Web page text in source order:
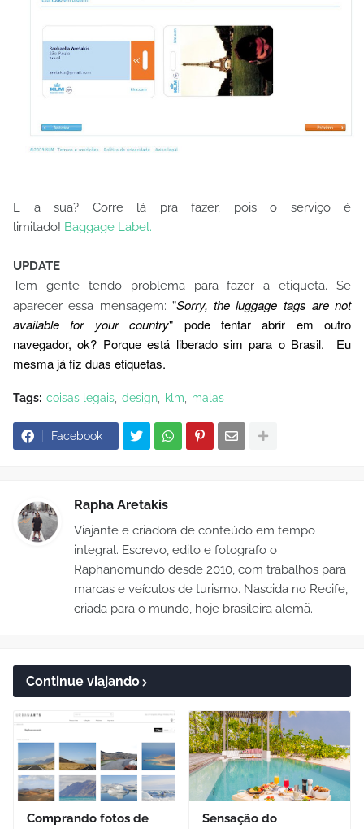
E a sua? Corre lá pra fazer, pois o serviço é
limitado! Baggage Label.
UPDATE
Tem gente tendo problema para fazer a etiqueta. Se
aparecer essa mensagem: "Sorry, the luggage tags are not
available for your country" pode tentar abrir em outro
navegador, ok? Porque está liberado sim para o Brasil. Eu
mesma já fiz duas etiquetas.
Tags: coisas legais design klm malas
Facebook
Rapha Aretakis
Viajante e criadora de conteúdo em tempo
integral. Escrevo, edito e fotografo o
Raphanomundo desde 2010, com trabalhos para
marcas e veículos de turismo. Nascida no Recife,
criada para o mundo, hoje brasileira alemã.
Continue viajando
Comprando fotos de
Sensação do